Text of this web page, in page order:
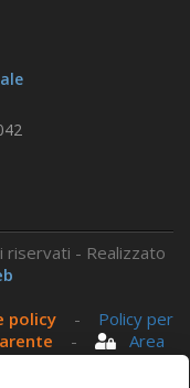
- Realizzato
policy- Policy per
-
Area